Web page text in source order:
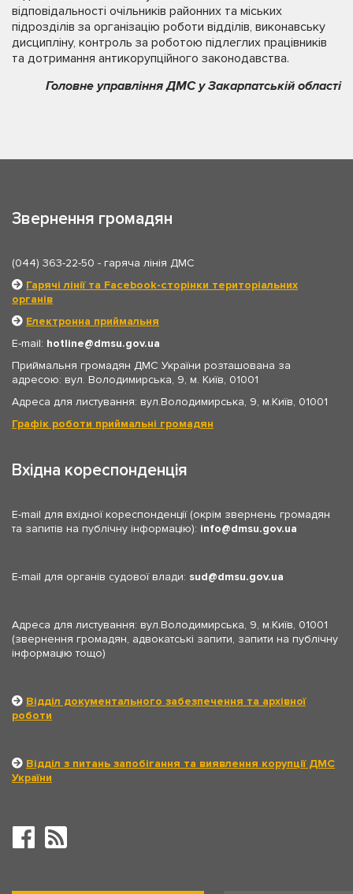
відповідальності очільників районних та міських
підрозділів за організацію роботи відділів, виконавську
дисципліну, контроль за роботою підлеглих працівників
та дотримання антикорупційного законодавства.
Головне управління ДМС у Закарпатській області
Звернення громадян
(044) 363-22-50 - гаряча лінія ДМС
Гарячі лінії та Facebook-сторінки територіальних
органів
Електронна приймальня
E-mail: hotline
dmsu.gov.ua
Приймальня громадян ДМС України розташована за
адресою: вул. Володимирська, 9, м. Київ, 01001
Адреса для листування: вул.Володимирська, 9, м.Київ, 01001
Графік роботи приймальні громадян
Вхідна кореспонденція
E-mail для вхідної кореспонденції (окрім звернень громадян
та запитів на публічну інформацію): info dmsu.gov.ua
E-mail для органів судової влади: sud dmsu.gov.ua
Адреса для листування: вул.Володимирська, 9, м.Київ, 01001
(звернення громадян, адвокатські запити, запити на публічну
інформацію тощо)
Відділ документального забезпечення та архівної
роботи
Відділ з питань запобігання та виявлення корупції ДМС
України